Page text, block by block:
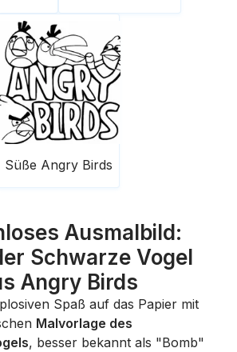
Süße Angry Birds
Ausmalbild:
Schwarze Vogel
Angry Birds
Spaß auf das Papier mit
Malvorlage des
, besser bekannt als "Bomb"